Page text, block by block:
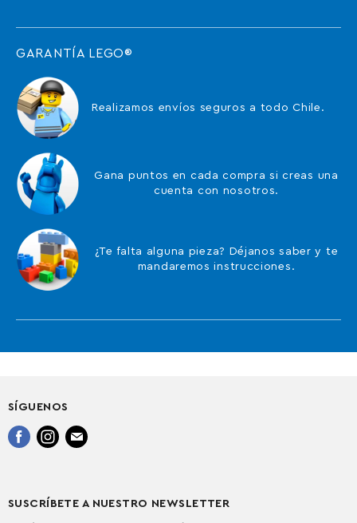
GARANTÍA LEGO®
Realizamos envíos seguros a todo Chile.
Gana puntos en cada compra si creas una
cuenta con nosotros.
¿Te falta alguna pieza? Déjanos saber y te
mandaremos instrucciones.
SÍGUENOS
Encuéntrenos
Encuéntrenos
Encuéntrenos
SUSCRÍBETE A NUESTRO NEWSLETTER